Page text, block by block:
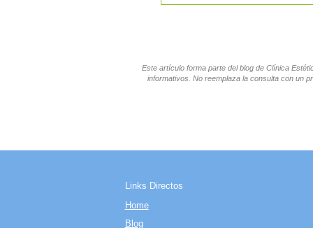
Este artículo forma parte del blog de Clínica
informativos. No reemplaza la consulta con un
Links Directos
Home
Blog